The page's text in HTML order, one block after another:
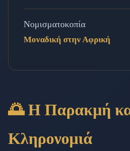
Νομισματοκοπία
Μοναδική στην Αφρική
🌅 Η Παρακμή
Κληρονομιά